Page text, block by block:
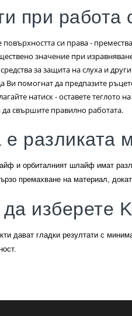
при работа
си права -
значение при
за защита на слуха и
Ви помогнат да предпазите
натиск - оставете теглото
да свършите правилно работата.
е
и орбиталният шлайф имат
премахване на материал,
изберете
дават гладки резултати с